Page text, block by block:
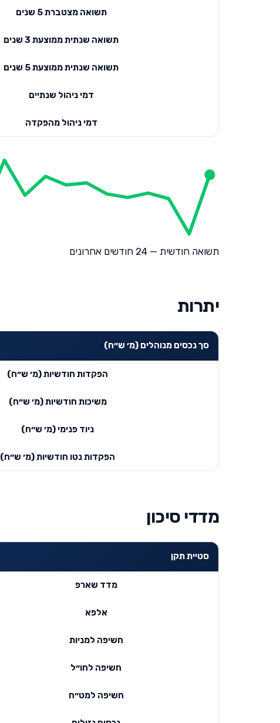
תשואה מצטברת 5 שנים
תשואה שנתית ממוצעת 3 שנים
תשואה שנתית ממוצעת 5 שנים
דמי ניהול שנתיים
דמי ניהול מהפקדה
תשואה חודשית — 24 חודשים אחרונים
יתרות
סך נכסים מנוהלים (מ׳ ש״ח)
הפקדות חודשיות (מ׳ ש״ח)
משיכות חודשיות (מ׳ ש״ח)
ניוד פנימי (מ׳ ש״ח)
הפקדות נטו חודשיות (מ׳ ש״ח)
מדדי סיכון
סטיית תקן
מדד שארפ
אלפא
חשיפה למניות
חשיפה לחו״ל
חשיפה למט״ח